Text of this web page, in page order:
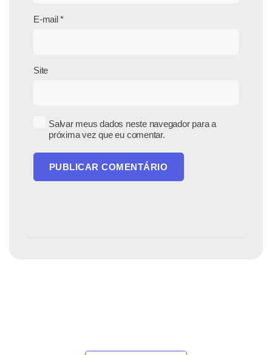
E-mail*
Site
Salvar meus dados neste navegador para a
próxima vez que eu comentar.